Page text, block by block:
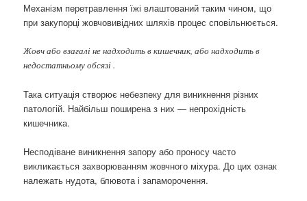
Механізм перетравлення їжі влаштований таким чином, що
при закупорці жовчовивідних шляхів процес сповільнюється.
Жовч або взагалі не надходить в кишечник, або надходить в
недостатньому обсязі .
Така ситуація створює небезпеку для виникнення різних
патологій. Найбільш поширена з них — непрохідність
кишечника.
Несподіване виникнення запору або проносу часто
викликається захворюванням жовчного міхура. До цих ознак
належать нудота, блювота і запаморочення.